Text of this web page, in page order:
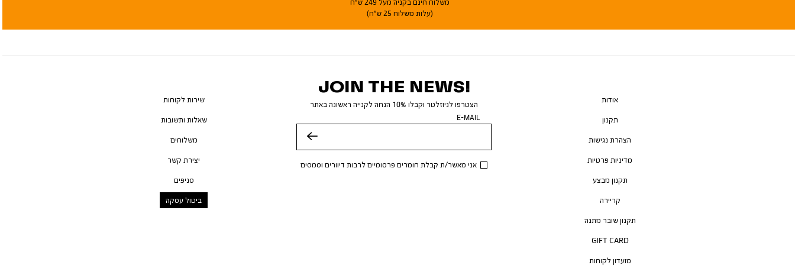
(עלות משלוח 25 ש"ח)
JOIN THE NEWS!
הצטרפו לניוזלטר וקבלו 10% הנחה לקנייה ראשונה באתר
E-MAIL
אני מאשר/ת קבלת חומרים פרסומיים לרבות דיוורים וסמסים
אודות
תקנון
הצהרת נגישות
מדיניות פרטיות
תקנון מבצע
קריירה
תקנון שובר מתנה
GIFT CARD
מועדון לקוחות
שירות לקוחות
שאלות ותשובות
משלוחים
יצירת קשר
סניפים
ביטול עסקה